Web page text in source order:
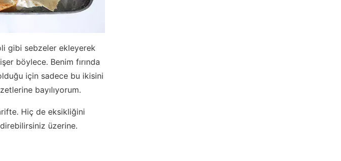
gibi sebzeler ekleyerek
böylece. Benim fırında
için sadece bu ikisini
bayılıyorum.
Hiç de eksikliğini
üzerine.